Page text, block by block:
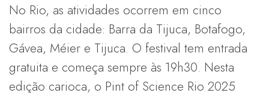
No Rio, as atividades ocorrem em cinco
bairros da cidade: Barra da Tijuca, Botafogo,
Gávea, Méier e Tijuca. O festival tem entrada
gratuita e começa sempre às 19h30. Nesta
edição carioca, o Pint of Science Rio 2025